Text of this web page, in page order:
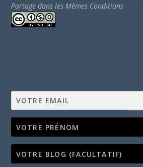
Partage dans les Mêmes Conditions